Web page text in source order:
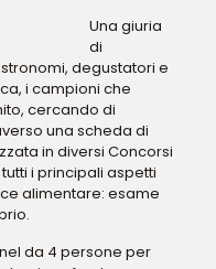
Una giuria
di
degustatori e
i campioni che
cercando di
una scheda di
in diversi Concorsi
i principali aspetti
alimentare: esame
da 4 persone per